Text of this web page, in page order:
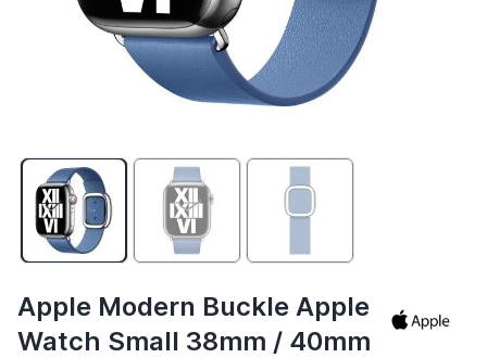
Apple Modern Buckle Apple
Watch Small 38mm / 40mm